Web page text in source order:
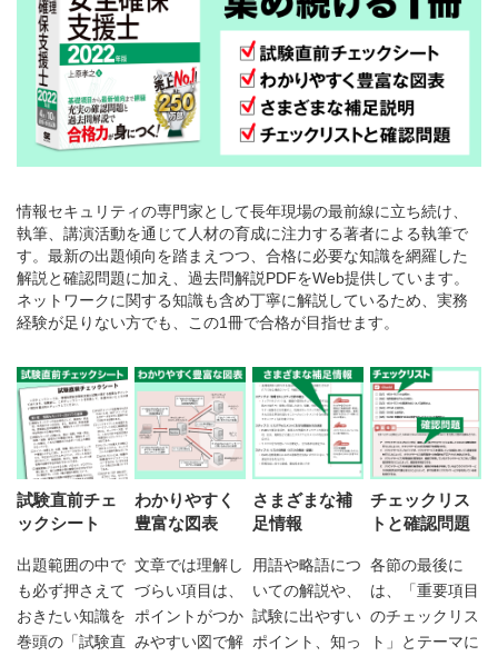
情報セキュリティの専門家として長年現場の最前線に立ち続け、
執筆、講演活動を通じて人材の育成に注力する著者による執筆で
す。最新の出題傾向を踏まえつつ、合格に必要な知識を網羅した
解説と確認問題に加え、過去問解説PDFをWeb提供しています。
ネットワークに関する知識も含め丁寧に解説しているため、実務
経験が足りない方でも、この1冊で合格が目指せます。
試験直前チェ
ックシート
出題範囲の中で
も必ず押さえて
おきたい知識を
巻頭の「試験直
わかりやすく
豊富な図表
文章では理解し
づらい項目は、
ポイントがつか
みやすい図で解
さまざまな補
足情報
用語や略語につ
いての解説や、
試験に出やすい
ポイント、知っ
チェックリス
トと確認問題
各節の最後に
は、「重要項目
のチェックリス
ト」とテーマに